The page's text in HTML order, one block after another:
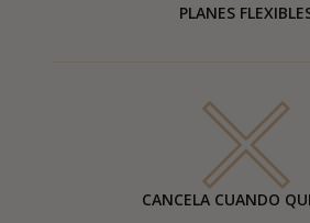
PLANES
CANCELA CUANDO